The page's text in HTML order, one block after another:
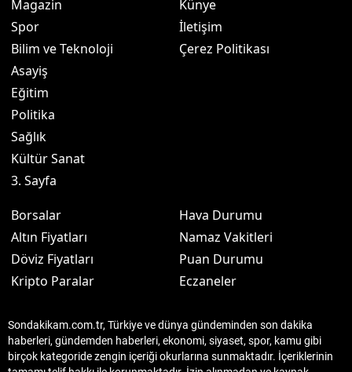
Magazin
Spor
Bilim ve Teknoloji
Asayiş
Eğitim
Politika
Sağlık
Kültür Sanat
3. Sayfa
Künye
İletişim
Çerez Politikası
Borsalar
Altın Fiyatları
Döviz Fiyatları
Kripto Paralar
Hava Durumu
Namaz Vakitleri
Puan Durumu
Eczaneler
Sondakikam.com.tr, Türkiye ve dünya gündeminden son dakika
haberleri, gündemden haberleri, ekonomi, siyaset, spor, kamu gibi
birçok kategoride zengin içeriği okurlarına sunmaktadır. İçeriklerinin